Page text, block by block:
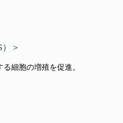
＞
細胞の増殖を促進。